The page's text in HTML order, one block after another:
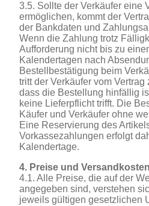
3.5. Sollte der Verkäufer eine
ermöglichen, kommt der
der Bankdaten und
Wenn die Zahlung trotz
Aufforderung nicht bis zu
Kalendertagen nach
Bestellbestätigung beim
tritt der Verkäufer vom
dass die Bestellung hinfällig
keine Lieferpflicht trifft. Die
Käufer und Verkäufer ohne
Eine Reservierung des
Vorkassezahlungen erfolgt
Kalendertage.
4. Preise und Versandkosten
4.1. Alle Preise, die auf der
angegeben sind, verstehen
jeweils gültigen gesetzlichen